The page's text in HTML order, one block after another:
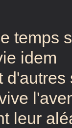
temps
idem
d'autres
leur